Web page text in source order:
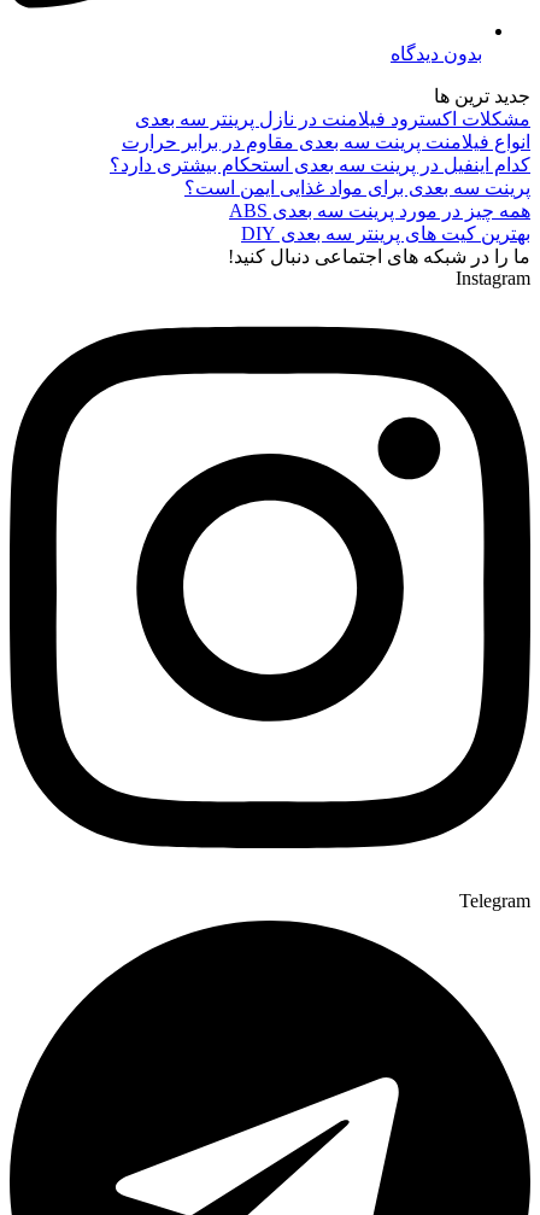
بدون دیدگاه
جدید ترین ها
مشکلات اکسترود فیلامنت در نازل پرینتر سه بعدی
انواع فیلامنت پرینت سه بعدی مقاوم در برابر حرارت
کدام اینفیل در پرینت سه بعدی استحکام بیشتری دارد؟
پرینت سه بعدی برای مواد غذایی ایمن است؟
همه چیز در مورد پرینت سه بعدی ABS
بهترین کیت های پرینتر سه بعدی DIY
ما را در شبکه های اجتماعی دنبال کنید!
Instagram
Telegram